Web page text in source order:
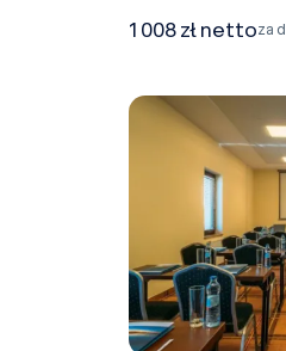
1 008 zł nettoza
Sala konferencyjna